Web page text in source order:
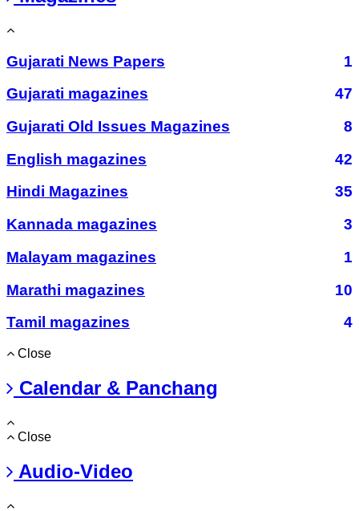
Gujarati News Papers
1
Gujarati magazines
47
Gujarati Old Issues Magazines
8
English magazines
42
Hindi Magazines
35
Kannada magazines
3
Malayam magazines
1
Marathi magazines
10
Tamil magazines
4
Close
Calendar & Panchang
Close
Audio-Video